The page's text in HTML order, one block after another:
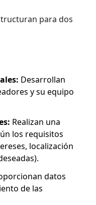
para dos
Desarrollan
y su equipo
Realizan una
los requisitos
localización
datos
de las